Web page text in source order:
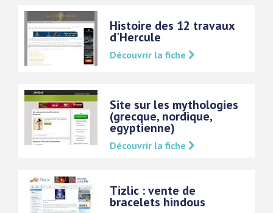
Histoire des 12 travaux
d'Hercule
Découvrir la fiche
Site sur les mythologies
(grecque, nordique,
egyptienne)
Découvrir la fiche
Tizlic : vente de
bracelets hindous